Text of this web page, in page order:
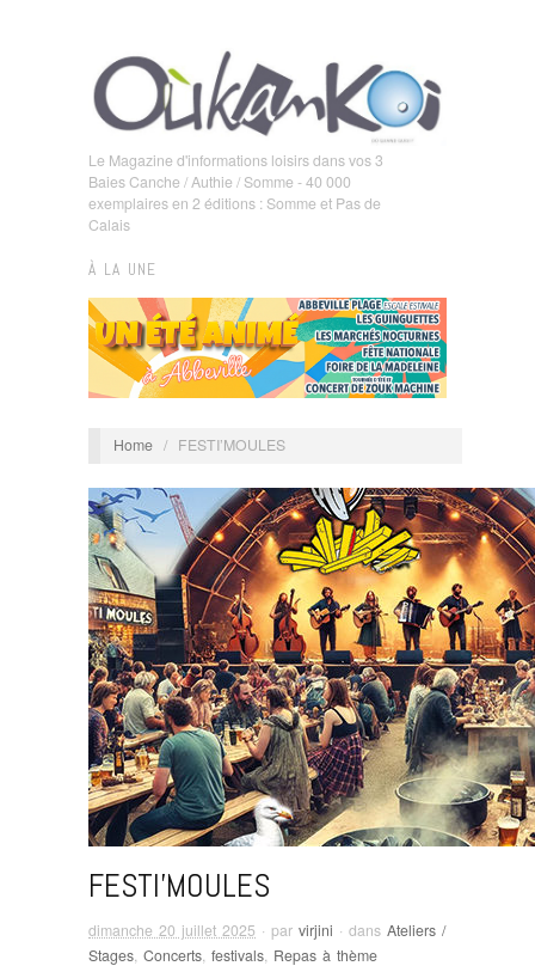
Le Magazine d'informations loisirs dans vos 3
Baies Canche / Authie / Somme - 40 000
exemplaires en 2 éditions : Somme et Pas de
Calais
À LA UNE
Home / FESTI’MOULES
FESTI’MOULES
dimanche 20 juillet 2025 · par virjini · dans Ateliers /
Stages, Concerts, festivals, Repas à thème